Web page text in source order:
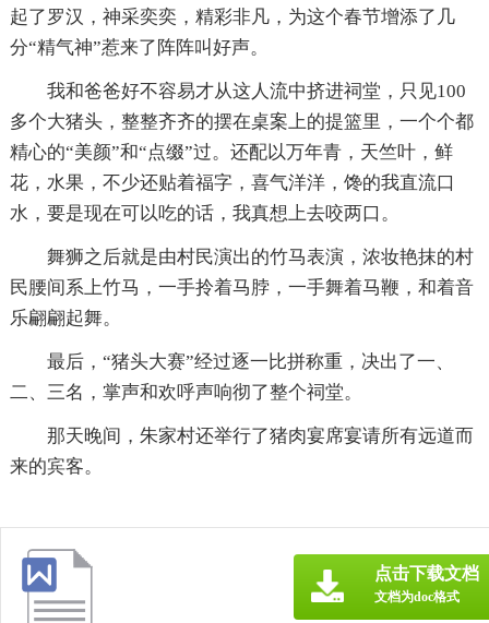
起了罗汉，神采奕奕，精彩非凡，为这个春节增添了几
分“精气神”惹来了阵阵叫好声。
我和爸爸好不容易才从这人流中挤进祠堂，只见100
多个大猪头，整整齐齐的摆在桌案上的提篮里，一个个都
精心的“美颜”和“点缀”过。还配以万年青，天竺叶，鲜
花，水果，不少还贴着福字，喜气洋洋，馋的我直流口
水，要是现在可以吃的话，我真想上去咬两口。
舞狮之后就是由村民演出的竹马表演，浓妆艳抹的村
民腰间系上竹马，一手拎着马脖，一手舞着马鞭，和着音
乐翩翩起舞。
最后，“猪头大赛”经过逐一比拼称重，决出了一、
二、三名，掌声和欢呼声响彻了整个祠堂。
那天晚间，朱家村还举行了猪肉宴席宴请所有远道而
来的宾客。
点击下载文档
文档为doc格式